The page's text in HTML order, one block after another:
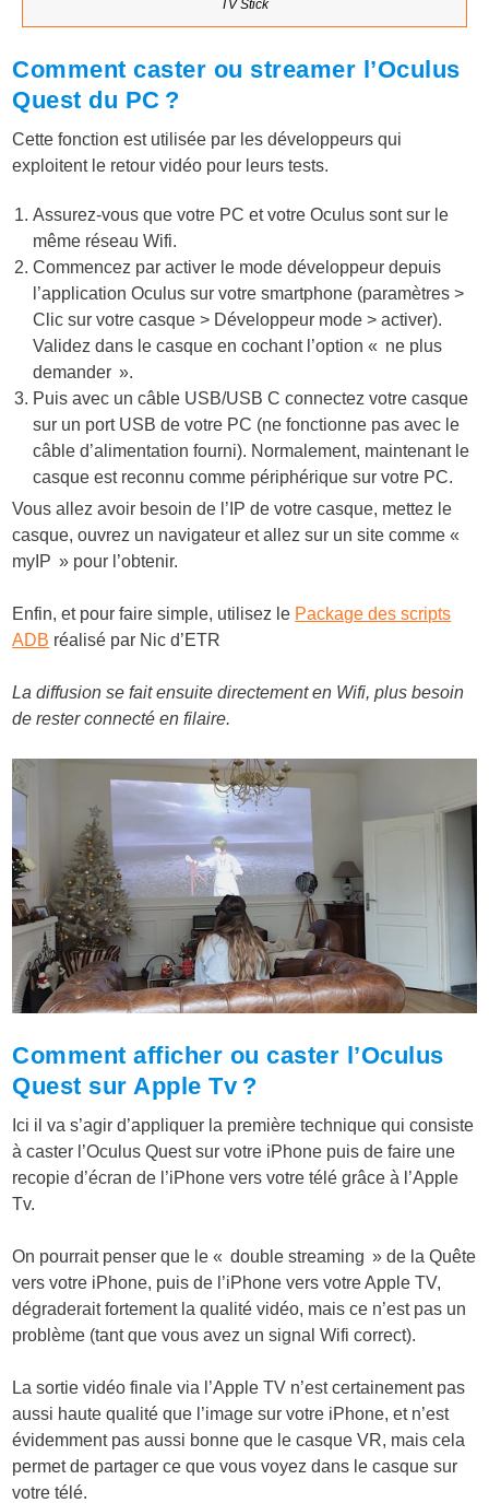
TV Stick
Comment caster ou streamer l’Oculus
Quest du PC ?
Cette fonction est utilisée par les développeurs qui
exploitent le retour vidéo pour leurs tests.
Assurez-vous que votre PC et votre Oculus sont sur le
même réseau Wifi.
Commencez par activer le mode développeur depuis
l’application Oculus sur votre smartphone (paramètres >
Clic sur votre casque > Développeur mode > activer).
Validez dans le casque en cochant l’option « ne plus
demander ».
Puis avec un câble USB/USB C connectez votre casque
sur un port USB de votre PC (ne fonctionne pas avec le
câble d’alimentation fourni). Normalement, maintenant le
casque est reconnu comme périphérique sur votre PC.
Vous allez avoir besoin de l’IP de votre casque, mettez le
casque, ouvrez un navigateur et allez sur un site comme «
myIP » pour l’obtenir.
Enfin, et pour faire simple, utilisez le Package des scripts
ADB réalisé par Nic d’ETR
La diffusion se fait ensuite directement en Wifi, plus besoin
de rester connecté en filaire.
Comment afficher ou caster l’Oculus
Quest sur Apple Tv ?
Ici il va s’agir d’appliquer la première technique qui consiste
à caster l’Oculus Quest sur votre iPhone puis de faire une
recopie d’écran de l’iPhone vers votre télé grâce à l’Apple
Tv.
On pourrait penser que le « double streaming » de la Quête
vers votre iPhone, puis de l’iPhone vers votre Apple TV,
dégraderait fortement la qualité vidéo, mais ce n’est pas un
problème (tant que vous avez un signal Wifi correct).
La sortie vidéo finale via l’Apple TV n’est certainement pas
aussi haute qualité que l’image sur votre iPhone, et n’est
évidemment pas aussi bonne que le casque VR, mais cela
permet de partager ce que vous voyez dans le casque sur
votre télé.